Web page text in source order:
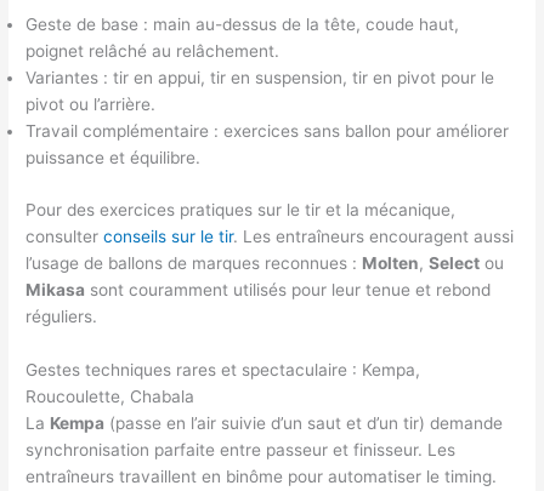
Geste de base : main au-dessus de la tête, coude haut,
poignet relâché au relâchement.
Variantes : tir en appui, tir en suspension, tir en pivot pour le
pivot ou l’arrière.
Travail complémentaire : exercices sans ballon pour améliorer
puissance et équilibre.
Pour des exercices pratiques sur le tir et la mécanique,
consulterconseils sur le tir. Les entraîneurs encouragent aussi
l’usage de ballons de marques reconnues : Molten,Select ou
Mikasa sont couramment utilisés pour leur tenue et rebond
réguliers.
Gestes techniques rares et spectaculaire : Kempa,
Roucoulette, Chabala
La Kempa (passe en l’air suivie d’un saut et d’un tir) demande
synchronisation parfaite entre passeur et finisseur. Les
entraîneurs travaillent en binôme pour automatiser le timing.